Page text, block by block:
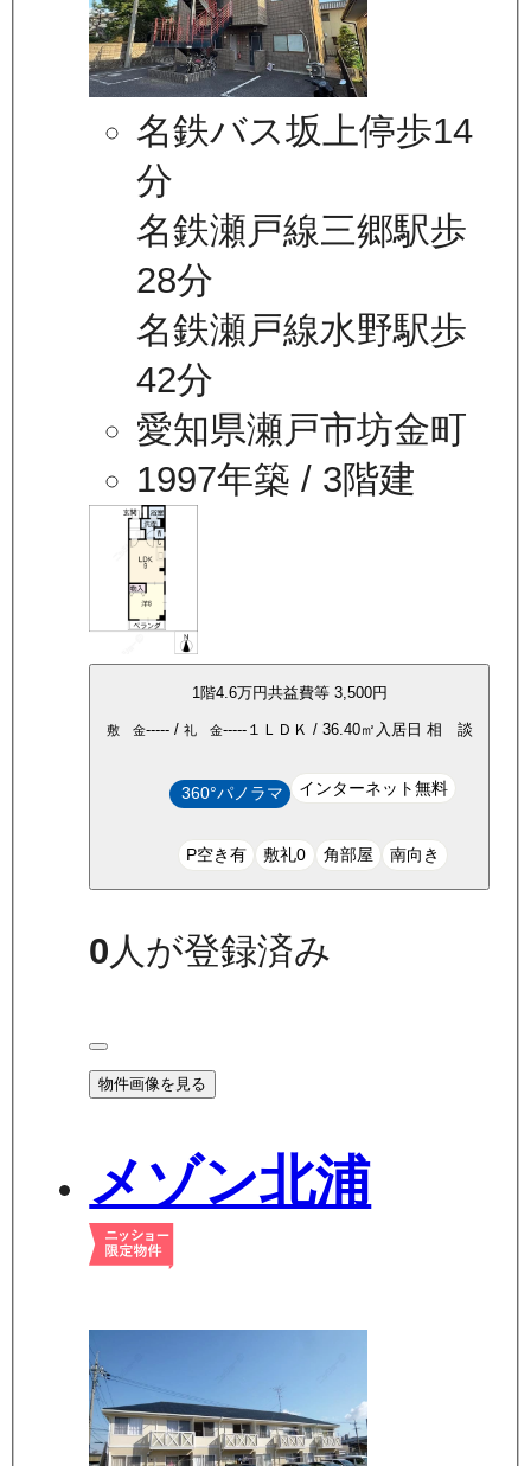
名鉄バス坂上停歩14
分
名鉄瀬戸線三郷駅歩
28分
名鉄瀬戸線水野駅歩
42分
愛知県瀬戸市坊金町
1997年築 / 3階建
1 階4.6万円共益費等 3,500円
敷 金-----/ 礼 金-----１ＬＤＫ / 36.40㎡ 入居日 相 談
360°パノラマ インターネット無料
P空き有 敷礼0 角部屋 南向き
0人が登録済み
物件画像を見る
メゾン北浦